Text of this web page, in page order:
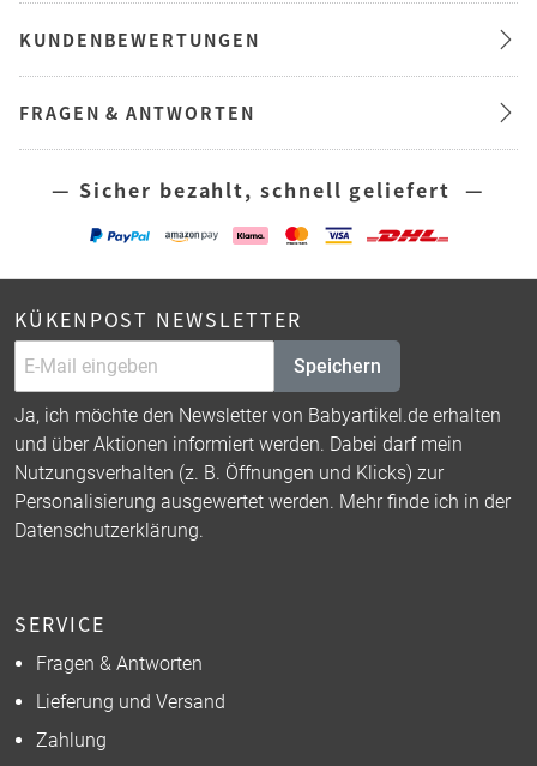
KUNDENBEWERTUNGEN
FRAGEN & ANTWORTEN
— Sicher bezahlt, schnell geliefert —
KÜKENPOST NEWSLETTER
Speichern
Ja, ich möchte den Newsletter von Babyartikel.de erhalten
und über Aktionen informiert werden. Dabei darf mein
Nutzungsverhalten (z. B. Öffnungen und Klicks) zur
Personalisierung ausgewertet werden. Mehr finde ich in der
Datenschutzerklärung.
SERVICE
Fragen & Antworten
Lieferung und Versand
Zahlung